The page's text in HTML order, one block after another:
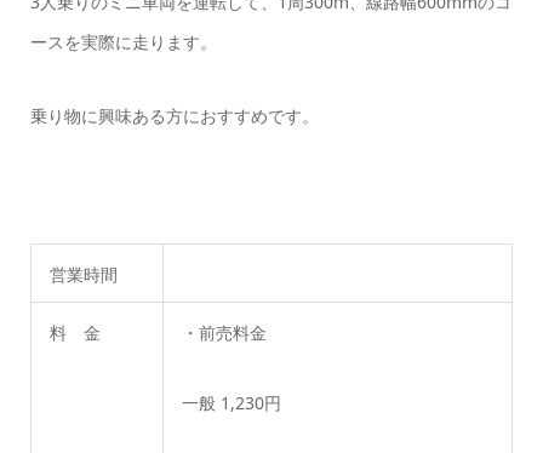
ースを実際に走ります。
乗り物に興味ある方におすすめです。
営業時間
料 金 ・前売料金
一般 1,230円